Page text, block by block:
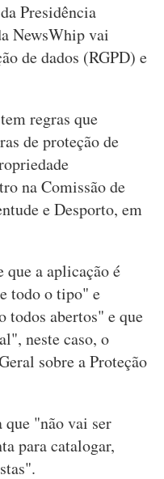
Presidência
NewsWhip vai
de dados (RGPD) e
regras que
de proteção de
na Comissão de
e Desporto, em
a aplicação é
todo o tipo" e
todos abertos" e que
neste caso, o
sobre a Proteção
que "não vai ser
para catalogar,